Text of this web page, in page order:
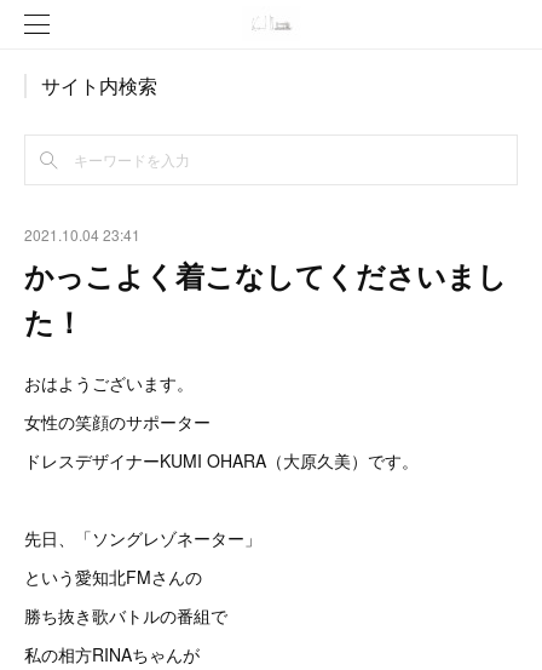
サイト内検索
2021.10.04 23:41
かっこよく着こなしてくださいまし
た！
おはようございます。
女性の笑顔のサポーター
ドレスデザイナーKUMI OHARA（大原久美）です。
先日、「ソングレゾネーター」
という愛知北FMさんの
勝ち抜き歌バトルの番組で
私の相方RINAちゃんが